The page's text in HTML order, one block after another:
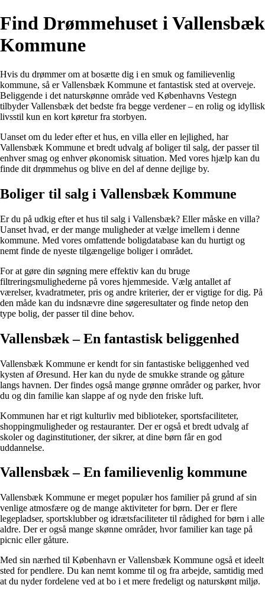
Find Drømmehuset i Vallensbæk
Kommune
Hvis du drømmer om at bosætte dig i en smuk og familievenlig
kommune, så er Vallensbæk Kommune et fantastisk sted at overveje.
Beliggende i det naturskønne område ved Københavns Vestegn
tilbyder Vallensbæk det bedste fra begge verdener – en rolig og idyllisk
livsstil kun en kort køretur fra storbyen.
Uanset om du leder efter et hus, en villa eller en lejlighed, har
Vallensbæk Kommune et bredt udvalg af boliger til salg, der passer til
enhver smag og enhver økonomisk situation. Med vores hjælp kan du
finde dit drømmehus og blive en del af denne dejlige by.
Boliger til salg i Vallensbæk Kommune
Er du på udkig efter et hus til salg i Vallensbæk? Eller måske en villa?
Uanset hvad, er der mange muligheder at vælge imellem i denne
kommune. Med vores omfattende boligdatabase kan du hurtigt og
nemt finde de nyeste tilgængelige boliger i området.
For at gøre din søgning mere effektiv kan du bruge
filtreringsmulighederne på vores hjemmeside. Vælg antallet af
værelser, kvadratmeter, pris og andre kriterier, der er vigtige for dig. På
den måde kan du indsnævre dine søgeresultater og finde netop den
type bolig, der passer til dine behov.
Vallensbæk – En fantastisk beliggenhed
Vallensbæk Kommune er kendt for sin fantastiske beliggenhed ved
kysten af Øresund. Her kan du nyde de smukke strande og gåture
langs havnen. Der findes også mange grønne områder og parker, hvor
du og din familie kan slappe af og nyde den friske luft.
Kommunen har et rigt kulturliv med biblioteker, sportsfaciliteter,
shoppingmuligheder og restauranter. Der er også et bredt udvalg af
skoler og daginstitutioner, der sikrer, at dine børn får en god
uddannelse.
Vallensbæk – En familievenlig kommune
Vallensbæk Kommune er meget populær hos familier på grund af sin
venlige atmosfære og de mange aktiviteter for børn. Der er flere
legepladser, sportsklubber og idrætsfaciliteter til rådighed for børn i alle
aldre. Der er også mange skønne områder, hvor familier kan tage på
picnic eller gåture.
Med sin nærhed til København er Vallensbæk Kommune også et ideelt
sted for pendlere. Du kan nemt komme til og fra arbejde, samtidig med
at du nyder fordelene ved at bo i et mere fredeligt og naturskønt miljø.